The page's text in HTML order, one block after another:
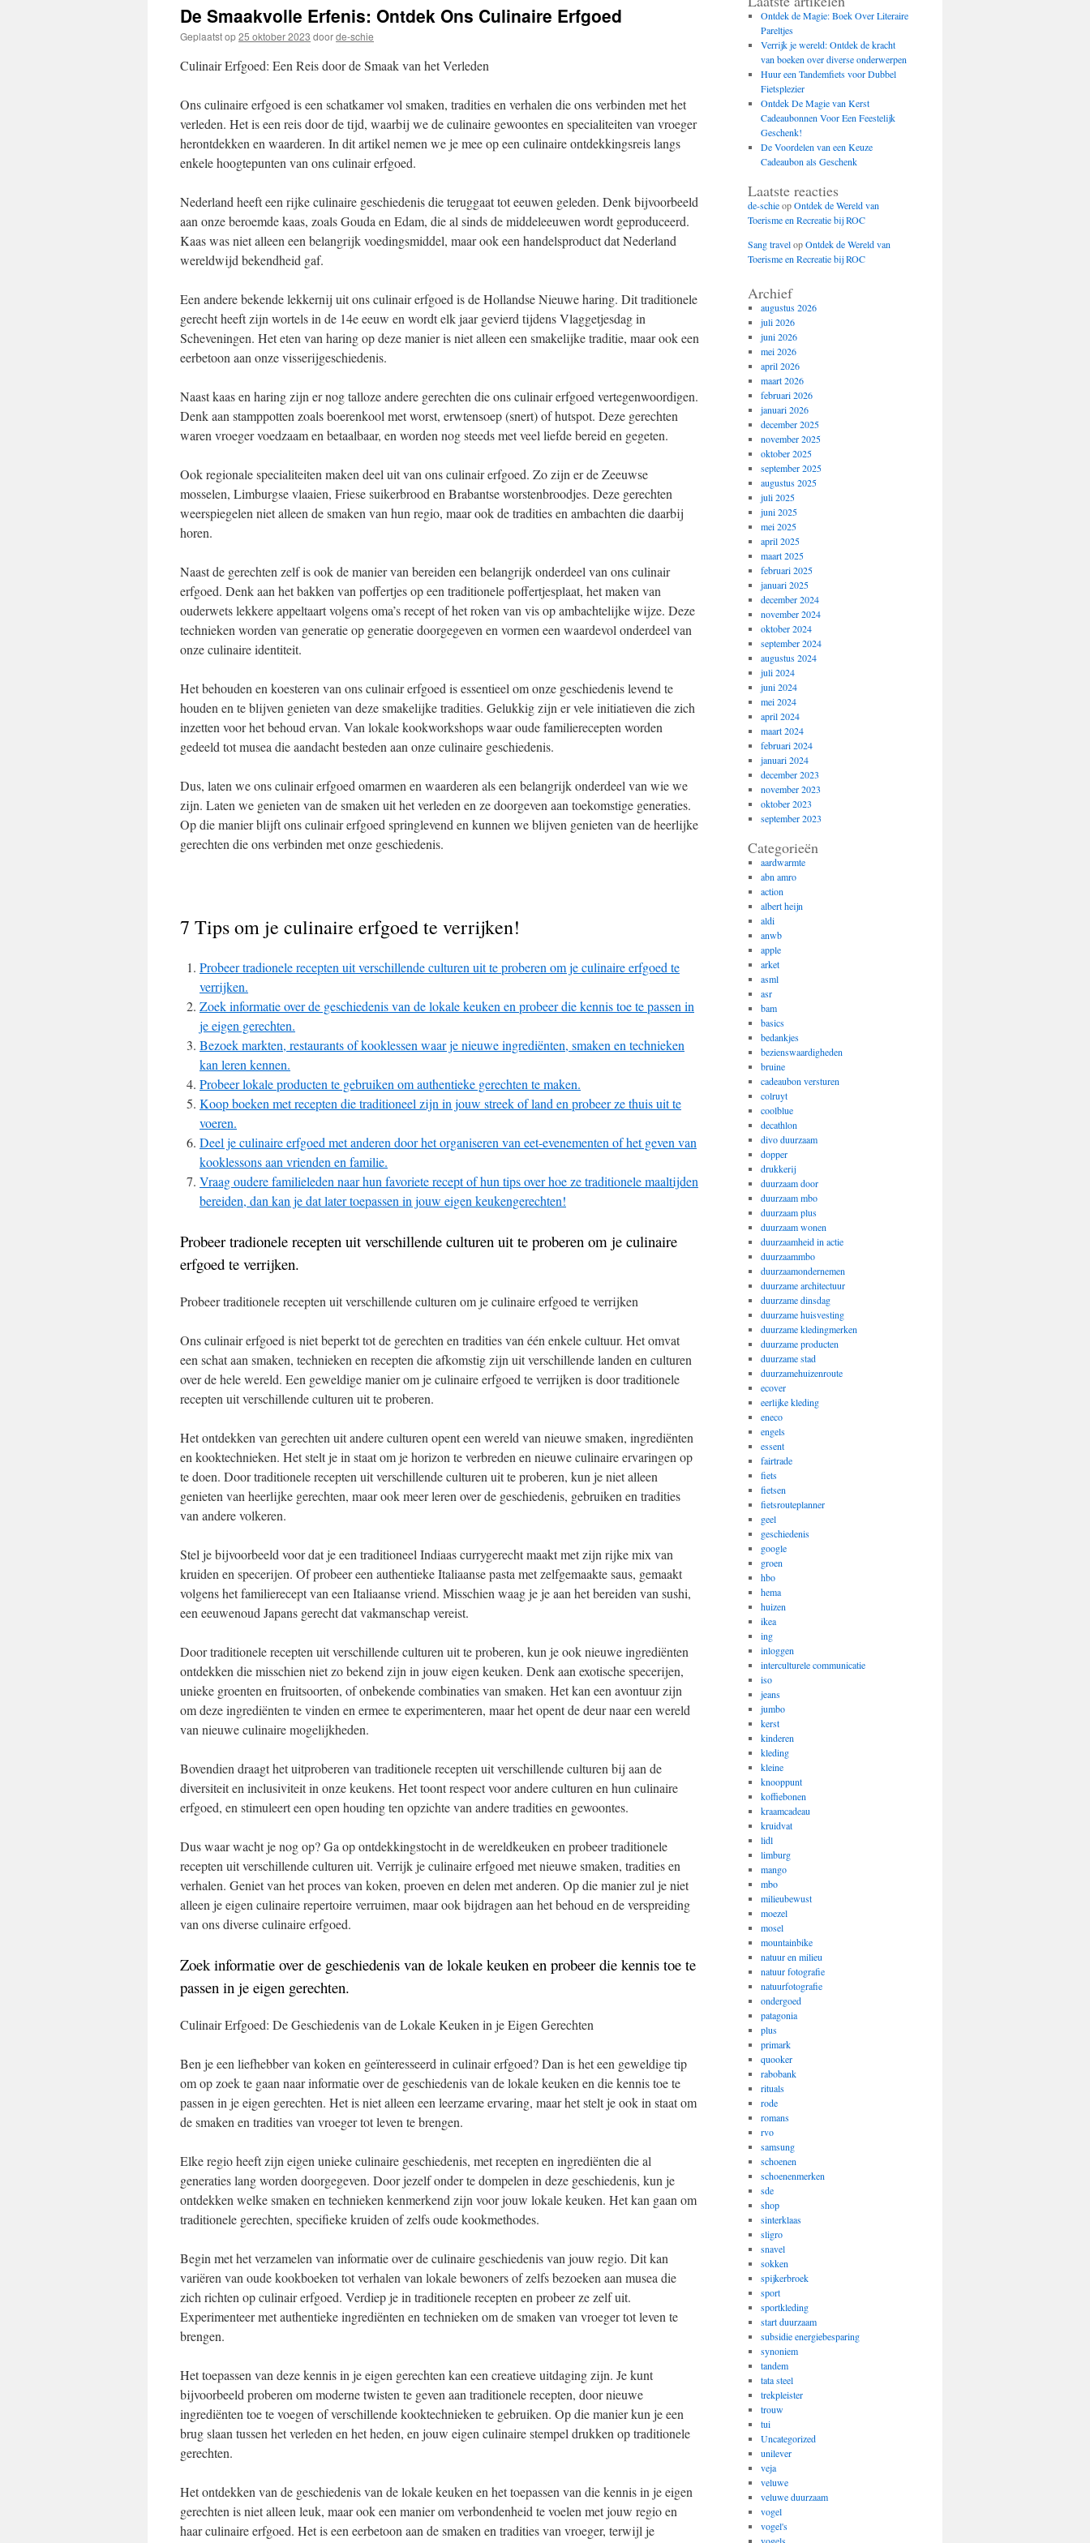
De Smaakvolle Erfenis: Ontdek Ons Culinaire Erfgoed
Geplaatst op25 oktober 2023 doorde-schie
Culinair Erfgoed: Een Reis door de Smaak van het Verleden
Ons culinaire erfgoed is een schatkamer vol smaken, tradities en verhalen die ons verbinden met het
verleden. Het is een reis door de tijd, waarbij we de culinaire gewoontes en specialiteiten van vroeger
herontdekken en waarderen. In dit artikel nemen we je mee op een culinaire ontdekkingsreis langs
enkele hoogtepunten van ons culinair erfgoed.
Nederland heeft een rijke culinaire geschiedenis die teruggaat tot eeuwen geleden. Denk bijvoorbeeld
aan onze beroemde kaas, zoals Gouda en Edam, die al sinds de middeleeuwen wordt geproduceerd.
Kaas was niet alleen een belangrijk voedingsmiddel, maar ook een handelsproduct dat Nederland
wereldwijd bekendheid gaf.
Een andere bekende lekkernij uit ons culinair erfgoed is de Hollandse Nieuwe haring. Dit traditionele
gerecht heeft zijn wortels in de 14e eeuw en wordt elk jaar gevierd tijdens Vlaggetjesdag in
Scheveningen. Het eten van haring op deze manier is niet alleen een smakelijke traditie, maar ook een
eerbetoon aan onze visserijgeschiedenis.
Naast kaas en haring zijn er nog talloze andere gerechten die ons culinair erfgoed vertegenwoordigen.
Denk aan stamppotten zoals boerenkool met worst, erwtensoep (snert) of hutspot. Deze gerechten
waren vroeger voedzaam en betaalbaar, en worden nog steeds met veel liefde bereid en gegeten.
Ook regionale specialiteiten maken deel uit van ons culinair erfgoed. Zo zijn er de Zeeuwse
mosselen, Limburgse vlaaien, Friese suikerbrood en Brabantse worstenbroodjes. Deze gerechten
weerspiegelen niet alleen de smaken van hun regio, maar ook de tradities en ambachten die daarbij
horen.
Naast de gerechten zelf is ook de manier van bereiden een belangrijk onderdeel van ons culinair
erfgoed. Denk aan het bakken van poffertjes op een traditionele poffertjesplaat, het maken van
ouderwets lekkere appeltaart volgens oma’s recept of het roken van vis op ambachtelijke wijze. Deze
technieken worden van generatie op generatie doorgegeven en vormen een waardevol onderdeel van
onze culinaire identiteit.
Het behouden en koesteren van ons culinair erfgoed is essentieel om onze geschiedenis levend te
houden en te blijven genieten van deze smakelijke tradities. Gelukkig zijn er vele initiatieven die zich
inzetten voor het behoud ervan. Van lokale kookworkshops waar oude familierecepten worden
gedeeld tot musea die aandacht besteden aan onze culinaire geschiedenis.
Dus, laten we ons culinair erfgoed omarmen en waarderen als een belangrijk onderdeel van wie we
zijn. Laten we genieten van de smaken uit het verleden en ze doorgeven aan toekomstige generaties.
Op die manier blijft ons culinair erfgoed springlevend en kunnen we blijven genieten van de heerlijke
gerechten die ons verbinden met onze geschiedenis.
7 Tips om je culinaire erfgoed te verrijken!
Probeer tradionele recepten uit verschillende culturen uit te proberen om je culinaire erfgoed te
verrijken.
Zoek informatie over de geschiedenis van de lokale keuken en probeer die kennis toe te passen in
je eigen gerechten.
Bezoek markten, restaurants of kooklessen waar je nieuwe ingrediënten, smaken en technieken
kan leren kennen.
Probeer lokale producten te gebruiken om authentieke gerechten te maken.
Koop boeken met recepten die traditioneel zijn in jouw streek of land en probeer ze thuis uit te
voeren.
Deel je culinaire erfgoed met anderen door het organiseren van eet-evenementen of het geven van
kooklessons aan vrienden en familie.
Vraag oudere familieleden naar hun favoriete recept of hun tips over hoe ze traditionele maaltijden
bereiden, dan kan je dat later toepassen in jouw eigen keukengerechten!
Probeer tradionele recepten uit verschillende culturen uit te proberen om je culinaire
erfgoed te verrijken.
Probeer traditionele recepten uit verschillende culturen om je culinaire erfgoed te verrijken
Ons culinair erfgoed is niet beperkt tot de gerechten en tradities van één enkele cultuur. Het omvat
een schat aan smaken, technieken en recepten die afkomstig zijn uit verschillende landen en culturen
over de hele wereld. Een geweldige manier om je culinaire erfgoed te verrijken is door traditionele
recepten uit verschillende culturen uit te proberen.
Het ontdekken van gerechten uit andere culturen opent een wereld van nieuwe smaken, ingrediënten
en kooktechnieken. Het stelt je in staat om je horizon te verbreden en nieuwe culinaire ervaringen op
te doen. Door traditionele recepten uit verschillende culturen uit te proberen, kun je niet alleen
genieten van heerlijke gerechten, maar ook meer leren over de geschiedenis, gebruiken en tradities
van andere volkeren.
Stel je bijvoorbeeld voor dat je een traditioneel Indiaas currygerecht maakt met zijn rijke mix van
kruiden en specerijen. Of probeer een authentieke Italiaanse pasta met zelfgemaakte saus, gemaakt
volgens het familierecept van een Italiaanse vriend. Misschien waag je je aan het bereiden van sushi,
een eeuwenoud Japans gerecht dat vakmanschap vereist.
Door traditionele recepten uit verschillende culturen uit te proberen, kun je ook nieuwe ingrediënten
ontdekken die misschien niet zo bekend zijn in jouw eigen keuken. Denk aan exotische specerijen,
unieke groenten en fruitsoorten, of onbekende combinaties van smaken. Het kan een avontuur zijn
om deze ingrediënten te vinden en ermee te experimenteren, maar het opent de deur naar een wereld
van nieuwe culinaire mogelijkheden.
Bovendien draagt het uitproberen van traditionele recepten uit verschillende culturen bij aan de
diversiteit en inclusiviteit in onze keukens. Het toont respect voor andere culturen en hun culinaire
erfgoed, en stimuleert een open houding ten opzichte van andere tradities en gewoontes.
Dus waar wacht je nog op? Ga op ontdekkingstocht in de wereldkeuken en probeer traditionele
recepten uit verschillende culturen uit. Verrijk je culinaire erfgoed met nieuwe smaken, tradities en
verhalen. Geniet van het proces van koken, proeven en delen met anderen. Op die manier zul je niet
alleen je eigen culinaire repertoire verruimen, maar ook bijdragen aan het behoud en de verspreiding
van ons diverse culinaire erfgoed.
Zoek informatie over de geschiedenis van de lokale keuken en probeer die kennis toe te
passen in je eigen gerechten.
Culinair Erfgoed: De Geschiedenis van de Lokale Keuken in je Eigen Gerechten
Ben je een liefhebber van koken en geïnteresseerd in culinair erfgoed? Dan is het een geweldige tip
om op zoek te gaan naar informatie over de geschiedenis van de lokale keuken en die kennis toe te
passen in je eigen gerechten. Het is niet alleen een leerzame ervaring, maar het stelt je ook in staat om
de smaken en tradities van vroeger tot leven te brengen.
Elke regio heeft zijn eigen unieke culinaire geschiedenis, met recepten en ingrediënten die al
generaties lang worden doorgegeven. Door jezelf onder te dompelen in deze geschiedenis, kun je
ontdekken welke smaken en technieken kenmerkend zijn voor jouw lokale keuken. Het kan gaan om
traditionele gerechten, specifieke kruiden of zelfs oude kookmethodes.
Begin met het verzamelen van informatie over de culinaire geschiedenis van jouw regio. Dit kan
variëren van oude kookboeken tot verhalen van lokale bewoners of zelfs bezoeken aan musea die
zich richten op culinair erfgoed. Verdiep je in traditionele recepten en probeer ze zelf uit.
Experimenteer met authentieke ingrediënten en technieken om de smaken van vroeger tot leven te
brengen.
Het toepassen van deze kennis in je eigen gerechten kan een creatieve uitdaging zijn. Je kunt
bijvoorbeeld proberen om moderne twisten te geven aan traditionele recepten, door nieuwe
ingrediënten toe te voegen of verschillende kooktechnieken te gebruiken. Op die manier kun je een
brug slaan tussen het verleden en het heden, en jouw eigen culinaire stempel drukken op traditionele
gerechten.
Het ontdekken van de geschiedenis van de lokale keuken en het toepassen van die kennis in je eigen
gerechten is niet alleen leuk, maar ook een manier om verbondenheid te voelen met jouw regio en
haar culinaire erfgoed. Het is een eerbetoon aan de smaken en tradities van vroeger, terwijl je
Ontdek de Magie: Boek Over Literaire
Pareltjes
Verrijk je wereld: Ontdek de kracht
van boeken over diverse onderwerpen
Huur een Tandemfiets voor Dubbel
Fietsplezier
Ontdek De Magie van Kerst
Cadeaubonnen Voor Een Feestelijk
Geschenk!
De Voordelen van een Keuze
Cadeaubon als Geschenk
Laatste reacties
de-schieopOntdek de Wereld van
Toerisme en Recreatie bij ROC
Sang travelopOntdek de Wereld van
Toerisme en Recreatie bij ROC
Archief
augustus 2026
juli 2026
juni 2026
mei 2026
april 2026
maart 2026
februari 2026
januari 2026
december 2025
november 2025
oktober 2025
september 2025
augustus 2025
juli 2025
juni 2025
mei 2025
april 2025
maart 2025
februari 2025
januari 2025
december 2024
november 2024
oktober 2024
september 2024
augustus 2024
juli 2024
juni 2024
mei 2024
april 2024
maart 2024
februari 2024
januari 2024
december 2023
november 2023
oktober 2023
september 2023
Categorieën
aardwarmte
abn amro
action
albert heijn
aldi
anwb
apple
arket
asml
asr
bam
basics
bedankjes
bezienswaardigheden
bruine
cadeaubon versturen
colruyt
coolblue
decathlon
divo duurzaam
dopper
drukkerij
duurzaam door
duurzaam mbo
duurzaam plus
duurzaam wonen
duurzaamheid in actie
duurzaammbo
duurzaamondernemen
duurzame architectuur
duurzame dinsdag
duurzame huisvesting
duurzame kledingmerken
duurzame producten
duurzame stad
duurzamehuizenroute
ecover
eerlijke kleding
eneco
engels
essent
fairtrade
fiets
fietsen
fietsrouteplanner
geel
geschiedenis
google
groen
hbo
hema
huizen
ikea
ing
inloggen
interculturele communicatie
iso
jeans
jumbo
kerst
kinderen
kleding
kleine
knooppunt
koffiebonen
kraamcadeau
kruidvat
lidl
limburg
mango
mbo
milieubewust
moezel
mosel
mountainbike
natuur en milieu
natuur fotografie
natuurfotografie
ondergoed
patagonia
plus
primark
quooker
rabobank
rituals
rode
romans
rvo
samsung
schoenen
schoenenmerken
sde
shop
sinterklaas
sligro
snavel
sokken
spijkerbroek
sport
sportkleding
start duurzaam
subsidie energiebesparing
synoniem
tandem
tata steel
trekpleister
trouw
tui
Uncategorized
unilever
veja
veluwe
veluwe duurzaam
vogel
vogel's